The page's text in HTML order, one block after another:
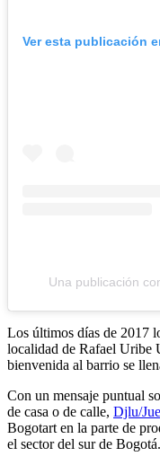
Ver esta publicación
Una publicación
Los últimos días de 2017
localidad de Rafael Uribe
bienvenida al barrio se
Con un mensaje puntual
de casa o de calle, Djlu/
Bogotart en la parte de
el sector del sur de Bogotá.